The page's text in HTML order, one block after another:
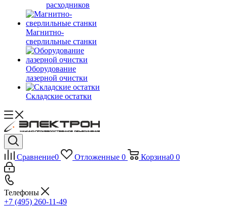
расходников
Магнитно-
сверлильные станки
Оборудование
лазерной очистки
Складские остатки
Сравнение0 Отложенные 0 Корзина0 0
Телефоны
+7 (495) 260-11-49